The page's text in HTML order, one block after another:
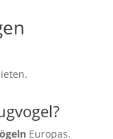
Europas.